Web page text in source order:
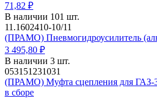
71,82 ₽
В наличии 101 шт.
11.1602410-10/11
(ПРАМО) Пневмогидроусилитель
3 495,80 ₽
В наличии 3 шт.
053151231031
(ПРАМО) Муфта сцепления для ГАЗ-
в сборе